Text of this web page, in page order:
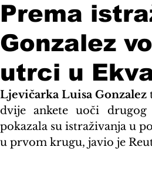
Prema
Gonzalez
utrci u
Ljevičarka Luisa Gonzalez
dvije ankete uoči
pokazala su istraživanja u
u prvom krugu, javio je